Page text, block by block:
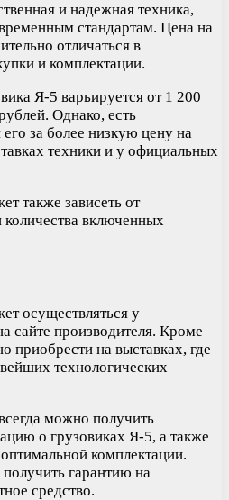
и надежная техника,
стандартам. Цена на
отличаться в
и комплектации.
Я-5 варьируется от 1 200
Однако, есть
за более низкую цену на
техники и у официальных
также зависеть от
включенных
осуществляться у
сайте производителя. Кроме
приобрести на выставках, где
технологических
можно получить
о грузовиках Я-5, а также
комплектации.
гарантию на
средство.